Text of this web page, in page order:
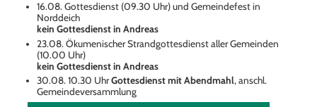
16.08. Gottesdienst (09.30 Uhr) und Gemeindefest in
Norddeich
kein Gottesdienst in Andreas
23.08. Ökumenischer Strandgottesdienst aller Gemeinden
(10.00 Uhr)
kein Gottesdienst in Andreas
30.08. 10.30 UhrGottesdienst mit Abendmahl, anschl.
Gemeindeversammlung